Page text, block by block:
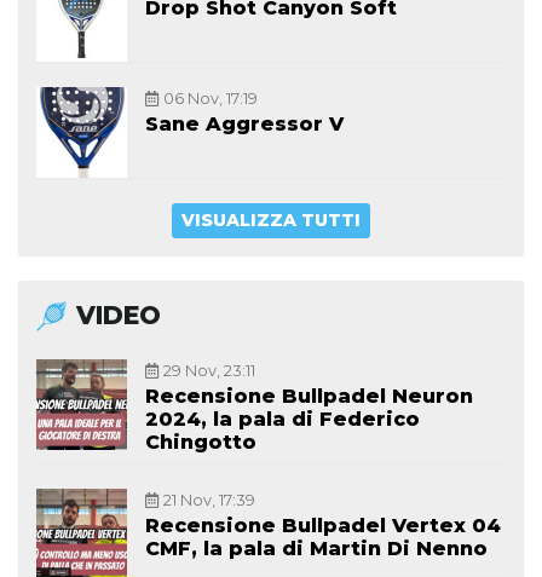
Drop Shot Canyon Soft
06 Nov, 17:19
Sane Aggressor V
VISUALIZZA TUTTI
VIDEO
29 Nov, 23:11
Recensione Bullpadel Neuron
2024, la pala di Federico
Chingotto
21 Nov, 17:39
Recensione Bullpadel Vertex 04
CMF, la pala di Martin Di Nenno